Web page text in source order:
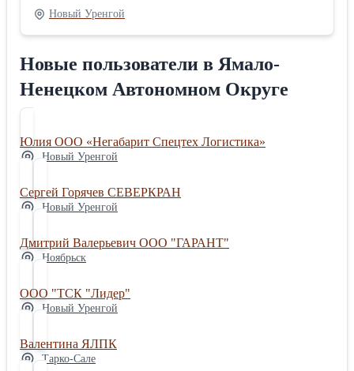
Выключатели, розетки. * Насосная станция. * Вешалки. * 2
емкости под воду. * Вентиляция и вентилятор. *
Комнатные и уличный светильники. * Окно. * Габариты
сэкономить до 20% на логистике, предложим
индивидуальные условия оплаты, предоставляем гарантию
и сервисное обслуживание.
Новый Уренгой
Новые пользователи в Ямало-
Ненецком Автономном Округе
Юлия ООО «Негабарит Спецтех Логистика»
Новый Уренгой
Сергей Горячев СЕВЕРКРАН
Новый Уренгой
Дмитрий Валерьевич ООО "ГАРАНТ"
Ноябрьск
ООО "ТСК "Лидер"
Новый Уренгой
Валентина ЯЛПК
Тарко-Сале